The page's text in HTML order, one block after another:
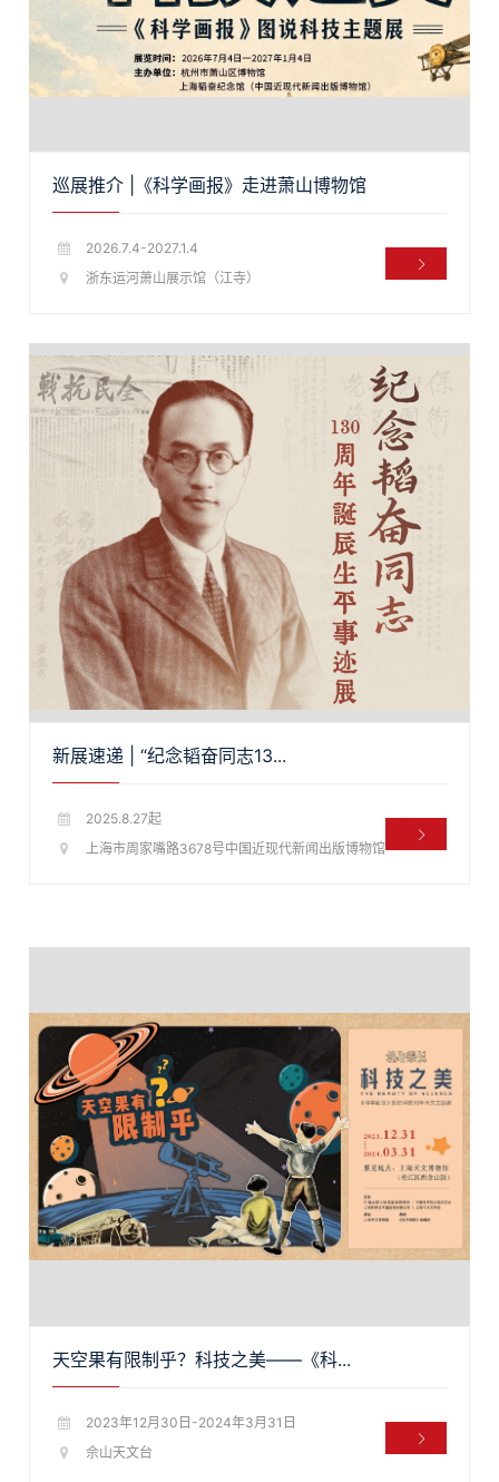
巡展推介 |《科学画报》走进萧山博物馆
2026.7.4-2027.1.4
浙东运河萧山展示馆（江寺）
新展速递 | “纪念韬奋同志13...
2025.8.27起
上海市周家嘴路3678号中国近现代新闻出版博物馆
天空果有限制乎？科技之美——《科...
2023年12月30日-2024年3月31日
佘山天文台